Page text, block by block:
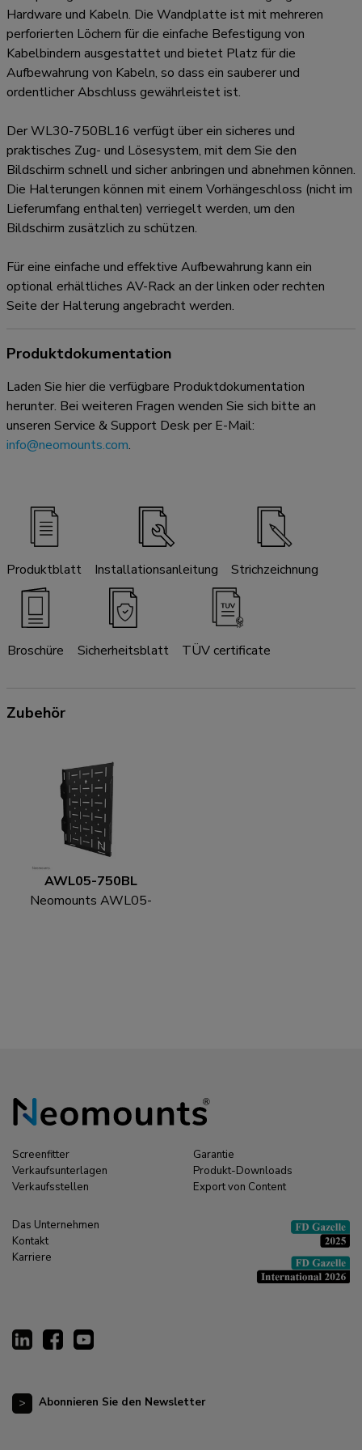
Hardware und Kabeln. Die Wandplatte ist mit mehreren
perforierten Löchern für die einfache Befestigung von
Kabelbindern ausgestattet und bietet Platz für die
Aufbewahrung von Kabeln, so dass ein sauberer und
ordentlicher Abschluss gewährleistet ist.
Der WL30-750BL16 verfügt über ein sicheres und
praktisches Zug- und Lösesystem, mit dem Sie den
Bildschirm schnell und sicher anbringen und abnehmen können.
Die Halterungen können mit einem Vorhängeschloss (nicht im
Lieferumfang enthalten) verriegelt werden, um den
Bildschirm zusätzlich zu schützen.
Für eine einfache und effektive Aufbewahrung kann ein
optional erhältliches AV-Rack an der linken oder rechten
Seite der Halterung angebracht werden.
Produktdokumentation
Laden Sie hier die verfügbare Produktdokumentation
herunter. Bei weiteren Fragen wenden Sie sich bitte an
unseren Service & Support Desk per E-Mail:
info@neomounts.com.
Produktblatt Installationsanleitung Strichzeichnung
Broschüre Sicherheitsblatt TÜV certificate
Zubehör
AWL05-750BL
Neomounts AWL05-
Screenfitter
Verkaufsunterlagen
Verkaufsstellen
Garantie
Produkt-Downloads
Export von Content
Das Unternehmen
Kontakt
Karriere
Abonnieren Sie den Newsletter